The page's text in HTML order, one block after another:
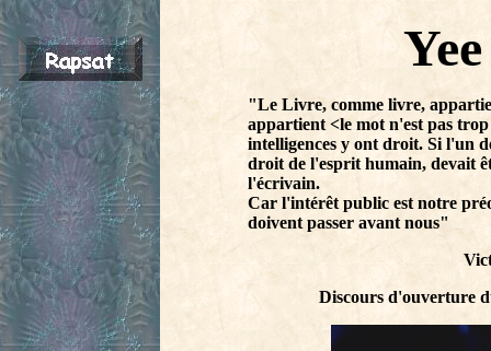
Yee
"Le Livre, comme livre,
appartient <le mot n'est pas
intelligences y ont droit. Si l'un
droit de l'esprit humain, devait
l'écrivain.
Car l'intérêt public est notre
doivent passer avant nous"
Discours d'ouverture